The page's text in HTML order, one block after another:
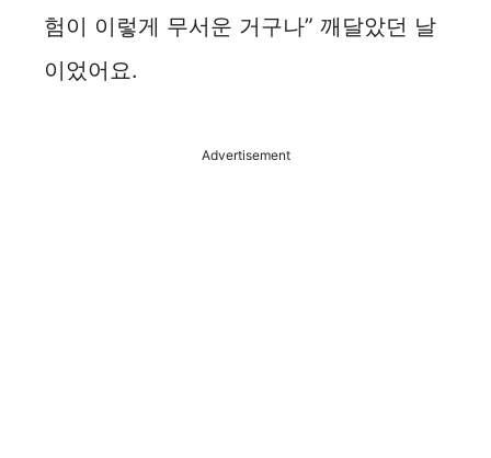
i
e
험이 이렇게 무서운 거구나” 깨달았던 날
이었어요.
Advertisement